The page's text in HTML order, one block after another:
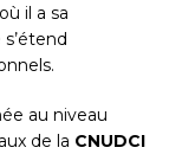
il a sa
au niveau
de la CNUDCI